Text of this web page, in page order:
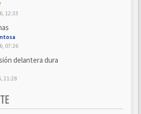
12:33
07:26
delantera dura
21:28